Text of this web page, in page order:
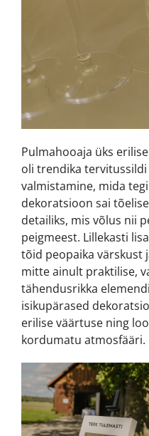
Pulmahooaja üks
oli trendika tervitussildi
valmistamine, mida
dekoratsioon sai
detailiks, mis võlus nii
peigmeest. Lillekasti
tõid peopaika värskust
mitte ainult praktilise,
tähendusrikka
isikupärased
erilise väärtuse ning
kordumatu atmosfääri.